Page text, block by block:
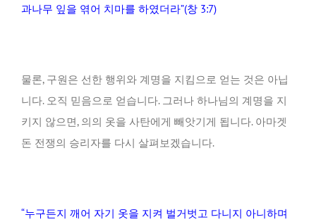
과나무 잎을 엮어 치마를 하였더라”(창 3:7)
물론, 구원은 선한 행위와 계명을 지킴으로 얻는 것은 아닙
니다. 오직 믿음으로 얻습니다. 그러나 하나님의 계명을 지
키지 않으면, 의의 옷을 사탄에게 빼앗기게 됩니다. 아마겟
돈 전쟁의 승리자를 다시 살펴보겠습니다.
“누구든지 깨어 자기 옷을 지켜 벌거벗고 다니지 아니하며